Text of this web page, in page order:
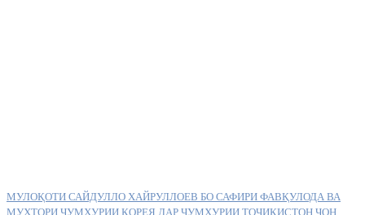
МУЛОҚОТИ САЙДУЛЛО ХАЙРУЛЛОЕВ БО САФИРИ ФАВҚУЛОДА ВА
МУХТОРИ ҶУМҲУРИИ КОРЕЯ ДАР ҶУМҲУРИИ ТОҶИКИСТОН ҶОН